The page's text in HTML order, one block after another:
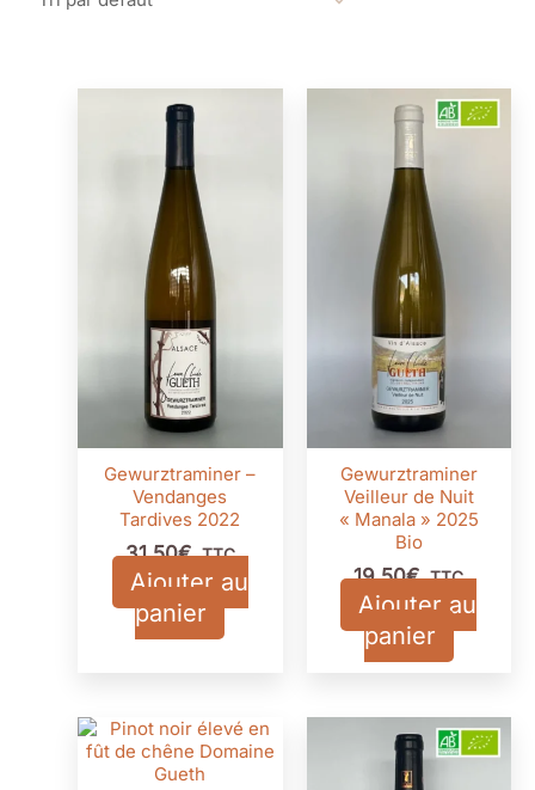
Gewurztraminer –
Vendanges
Tardives 2022
31,50€ TTC
Ajouter au
panier
Gewurztraminer
Veilleur de Nuit
« Manala » 2025
Bio
19,50€ TTC
Ajouter au
panier